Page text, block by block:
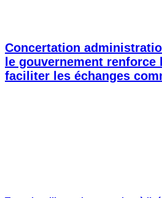
Concertation
le gouvernement
faciliter les échanges